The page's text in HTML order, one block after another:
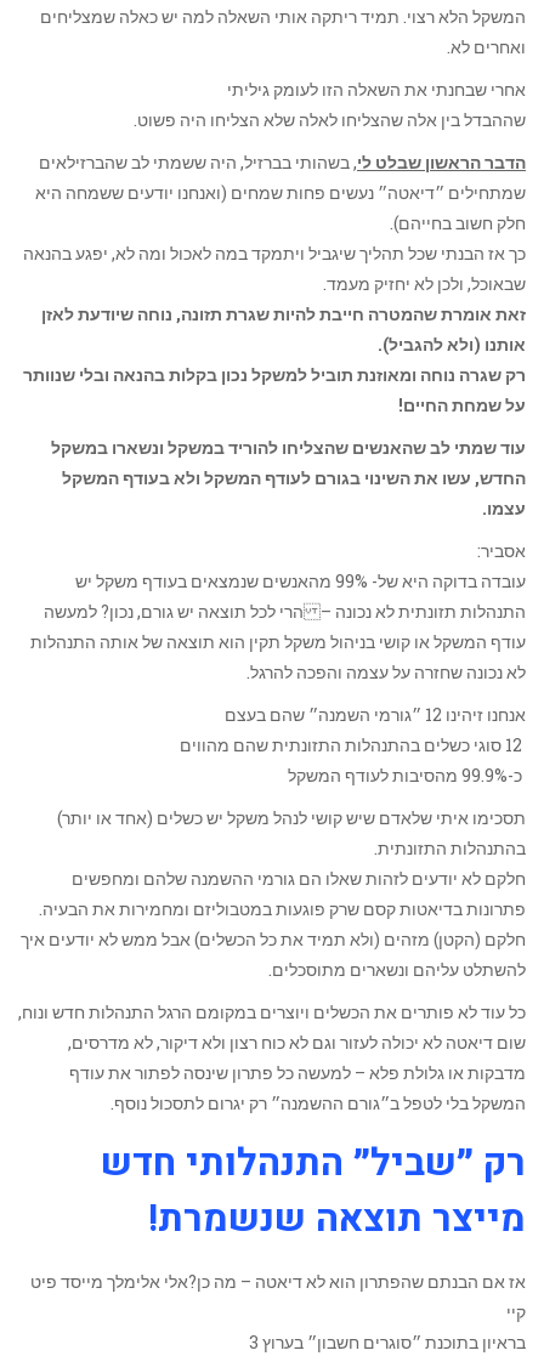
המשקל הלא רצוי. תמיד ריתקה אותי השאלה למה יש כאלה שמצליחים
ואחרים לא.
אחרי שבחנתי את השאלה הזו לעומק גיליתי
שההבדל בין אלה שהצליחו לאלה שלא הצליחו היה פשוט.
הדבר הראשון שבלט לי, בשהותי בברזיל, היה ששמתי לב שהברזילאים
שמתחילים ״דיאטה״ נעשים פחות שמחים (ואנחנו יודעים ששמחה היא
חלק חשוב בחייהם).
כך אז הבנתי שכל תהליך שיגביל ויתמקד במה לאכול ומה לא, יפגע בהנאה
שבאוכל, ולכן לא יחזיק מעמד.
זאת אומרת שהמטרה חייבת להיות שגרת תזונה, נוחה שיודעת לאזן
אותנו (ולא להגביל).
רק שגרה נוחה ומאוזנת תוביל למשקל נכון בקלות בהנאה ובלי שנוותר
על שמחת החיים!
עוד שמתי לב שהאנשים שהצליחו להוריד במשקל ונשארו במשקל
החדש, עשו את השינוי בגורם לעודף המשקל ולא בעודף המשקל
עצמו.
אסביר:
עובדה בדוקה היא של- 99% מהאנשים שנמצאים בעודף משקל יש
התנהלות תזונתית לא נכונה – הרי לכל תוצאה יש גורם, נכון? למעשה
עודף המשקל או קושי בניהול משקל תקין הוא תוצאה של אותה התנהלות
לא נכונה שחזרה על עצמה והפכה להרגל.
אנחנו זיהינו 12 ״גורמי השמנה״ שהם בעצם
כ-99.9% מהסיבות לעודף המשקל
תסכימו איתי שלאדם שיש קושי לנהל משקל יש כשלים (אחד או יותר)
בהתנהלות התזונתית.
חלקם לא יודעים לזהות שאלו הם גורמי ההשמנה שלהם ומחפשים
פתרונות בדיאטות קסם שרק פוגעות במטבוליזם ומחמירות את הבעיה.
חלקם (הקטן) מזהים (ולא תמיד את כל הכשלים) אבל ממש לא יודעים איך
להשתלט עליהם ונשארים מתוסכלים.
כל עוד לא פותרים את הכשלים ויוצרים במקומם הרגל התנהלות חדש ונוח,
שום דיאטה לא יכולה לעזור וגם לא כוח רצון ולא דיקור, לא מדרסים,
מדבקות או גלולת פלא – למעשה כל פתרון שינסה לפתור את עודף
המשקל בלי לטפל ב״גורם ההשמנה״ רק יגרום לתסכול נוסף.
רק ״שביל״ התנהלותי חדש
מייצר תוצאה שנשמרת!
אז אם הבנתם שהפתרון הוא לא דיאטה – מה כן?אלי אלימלך מייסד פיט
קיי
בראיון בתוכנת ״סוגרים חשבון״ בערוץ 3